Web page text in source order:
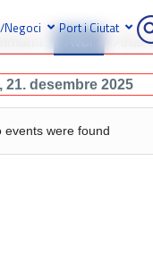
Negoci Port i Ciutat
Anar
21. desembre 2025
events were found